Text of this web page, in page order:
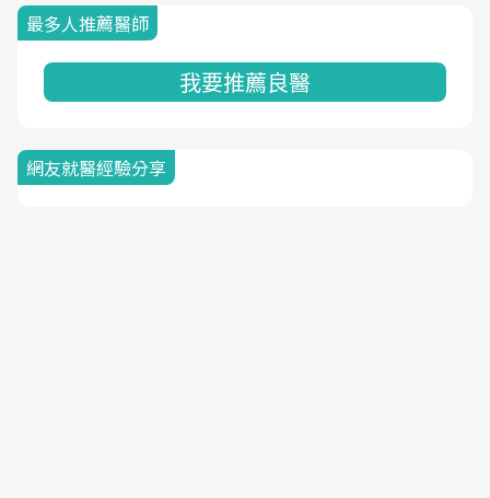
最多人推薦醫師
我要推薦良醫
網友就醫經驗分享